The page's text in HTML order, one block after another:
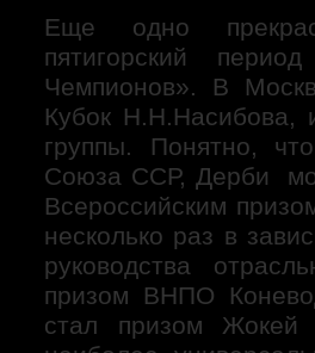
Еще одно
пятигорский
Чемпионов». В
Кубок Н.Н.Насибова,
группы. Понятно,
Союза ССР, Дерби
Всероссийским
несколько раз в
руководства
призом ВНПО
стал призом Жокей